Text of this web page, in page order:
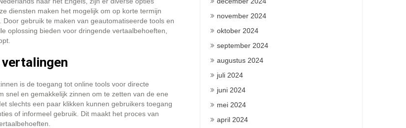
diensten maken het mogelijk om op korte termijn
gebruik te maken van geautomatiseerde tools en
oplossing bieden voor dringende vertaalbehoeften,
is de toegang tot online tools voor directe
snel en gemakkelijk zinnen om te zetten van de ene
slechts een paar klikken kunnen gebruikers toegang
of informeel gebruik. Dit maakt het proces van
november 2024
oktober 2024
september 2024
augustus 2024
juli 2024
juni 2024
mei 2024
april 2024